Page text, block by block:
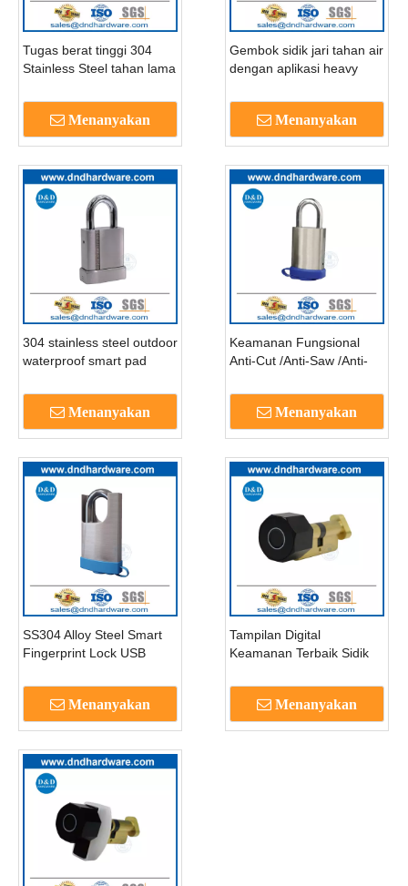
Tugas berat tinggi 304
Stainless Steel tahan lama
gudang pintu-DDPL009
Menanyakan
Gembok sidik jari tahan air
dengan aplikasi heavy
pintar gembok-ddpl010
Menanyakan
304 stainless steel outdoor
waterproof smart pad
Menanyakan
Keamanan Fungsional
Anti-Cut /Anti-Saw /Anti-
Padlock -DDPL012
Menanyakan
SS304 Alloy Steel Smart
Fingerprint Lock USB
untuk bagasi pintu -
DDPL013Menanyakan
Tampilan Digital
Keamanan Terbaik Sidik
Tautan Pintu Cerdas
Kunci-DDPL101
Menanyakan